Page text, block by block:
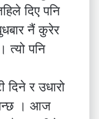
दिए पनि
नैं कुरेर
त्यो पनि
र उधारो
। आज